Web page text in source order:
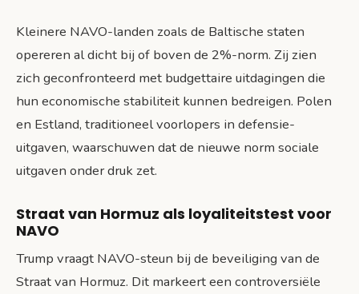
Kleinere NAVO-landen zoals de Baltische staten
opereren al dicht bij of boven de 2%-norm. Zij zien
zich geconfronteerd met budgettaire uitdagingen die
hun economische stabiliteit kunnen bedreigen. Polen
en Estland, traditioneel voorlopers in defensie-
uitgaven, waarschuwen dat de nieuwe norm sociale
uitgaven onder druk zet.
Straat van Hormuz als loyaliteitstest voor
NAVO
Trump vraagt NAVO-steun bij de beveiliging van de
Straat van Hormuz. Dit markeert een controversiële